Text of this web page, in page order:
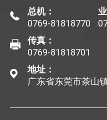
总机：
0769-81818770
传真：
0769-81818701
地址：
广东省东莞市茶山